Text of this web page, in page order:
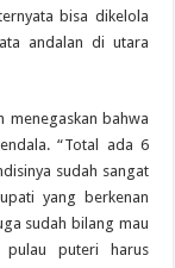
bisa dikelola
andalan di utara
menegaskan bahwa
“Total ada 6
sudah sangat
yang berkenan
sudah bilang mau
pulau puteri harus